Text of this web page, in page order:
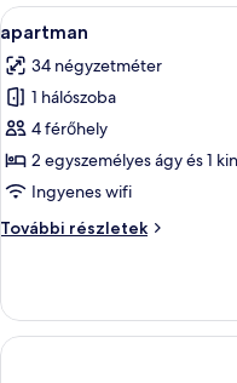
A
következő
szoba
összes
képének
megtekintése:
apartman
11
apartman
34 négyzetméter
1 hálószoba
4 férőhely
2 egyszemélyes ágy és 1
Ingyenes wifi
További részletek
apartman